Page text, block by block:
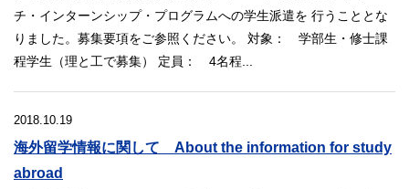
チ・インターンシップ・プログラムへの学生派遣を 行うこととな
りました。募集要項をご参照ください。 対象： 学部生・修士課
程学生（理と工で募集） 定員： 4名程...
2018.10.19
海外留学情報に関して About the information for study
abroad